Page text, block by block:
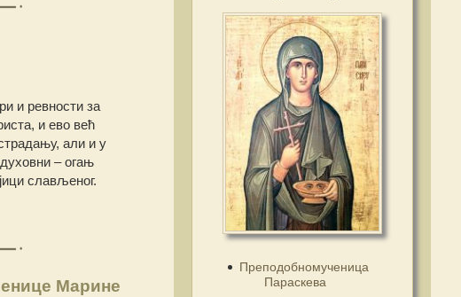
и ревности за
и ево већ
али и у
– огањ
слављеног.
Марине
Преподобномученица
Параскева